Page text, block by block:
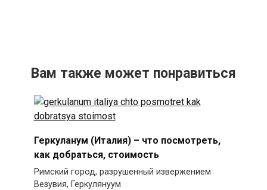
Вам также может понравиться
Геркуланум (Италия) – что посмотреть,
как добраться, стоимость
Римский город, разрушенный извержением
Везувия, Геркулянуум